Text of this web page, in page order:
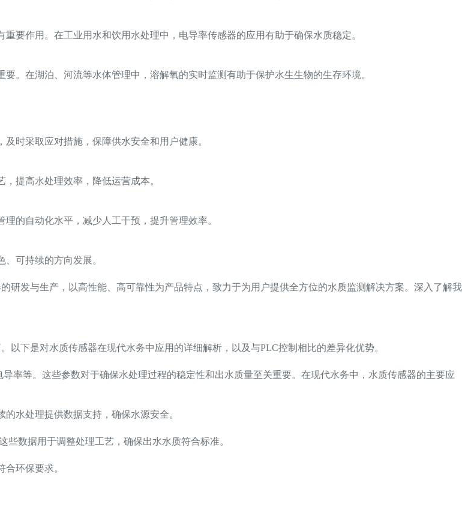
要作用。在工业用水和饮用水处理中，电导率传感器的应用有助于确保水质稳定。
。在湖泊、河流等水体管理中，溶解氧的实时监测有助于保护水生生物的生存环境。
时采取应对措施，保障供水安全和用户健康。
提高水处理效率，降低运营成本。
的自动化水平，减少人工干预，提升管理效率。
可持续的方向发展。
研发与生产，以高性能、高可靠性为产品特点，致力于为用户提供全方位的水质监测解决方案。深入了解我
下是对水质传感器在现代水务中应用的详细解析，以及与PLC控制相比的差异化优势。
率等。这些参数对于确保水处理过程的稳定性和出水质量至关重要。在现代水务中，水质传感器的主要应
水处理提供数据支持，确保水源安全。
些数据用于调整处理工艺，确保出水水质符合标准。
环保要求。